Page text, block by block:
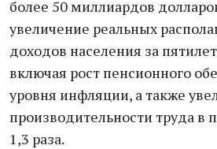
более 50 миллиардов
увеличение реальных
доходов населения за
включая рост пенсионного
уровня инфляции, а также
производительности труда
1,3 раза.